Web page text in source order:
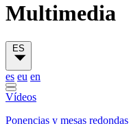
Multimedia
ES
es eu en
Vídeos
Ponencias y mesas redondas